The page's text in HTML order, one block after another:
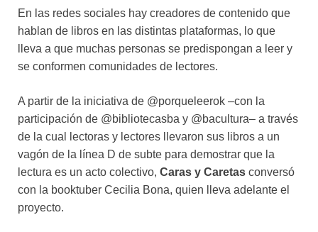
En las redes sociales hay creadores de contenido que
hablan de libros en las distintas plataformas, lo que
lleva a que muchas personas se predispongan a leer y
se conformen comunidades de lectores.
A partir de la iniciativa de @porqueleerok –con la
participación de @bibliotecasba y @bacultura– a través
de la cual lectoras y lectores llevaron sus libros a un
vagón de la línea D de subte para demostrar que la
lectura es un acto colectivo, Caras y Caretas conversó
con la booktuber Cecilia Bona, quien lleva adelante el
proyecto.